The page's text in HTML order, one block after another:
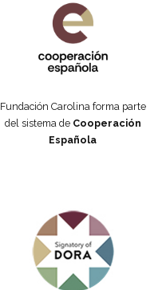
Fundación Carolina forma parte
del sistema de Cooperación
Española